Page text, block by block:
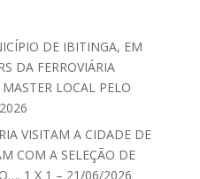
DE IBITINGA, EM
DA FERROVIÁRIA
LOCAL PELO
VISITAM A CIDADE DE
COM A SELEÇÃO DE
1 X 1 – 21/06/2026